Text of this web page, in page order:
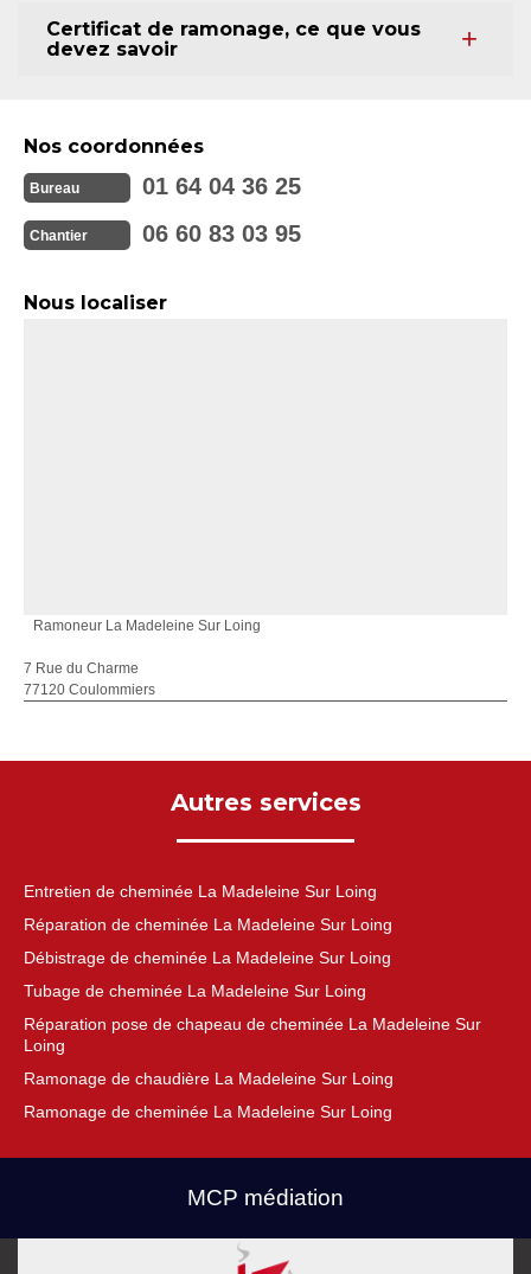
Certificat de ramonage, ce que vous
devez savoir
Nos coordonnées
Bureau 01 64 04 36 25
Chantier 06 60 83 03 95
Nous localiser
Ramoneur La Madeleine Sur Loing
7 Rue du Charme
77120 Coulommiers
Autres services
Entretien de cheminée La Madeleine Sur Loing
Réparation de cheminée La Madeleine Sur Loing
Débistrage de cheminée La Madeleine Sur Loing
Tubage de cheminée La Madeleine Sur Loing
Réparation pose de chapeau de cheminée La Madeleine Sur
Loing
Ramonage de chaudière La Madeleine Sur Loing
Ramonage de cheminée La Madeleine Sur Loing
MCP médiation